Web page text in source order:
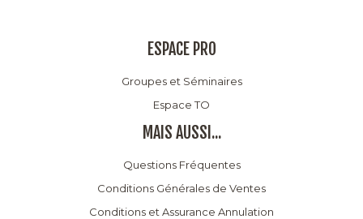
ESPACE PRO
Groupes et Séminaires
Espace TO
MAIS AUSSI...
Questions Fréquentes
Conditions Générales de Ventes
Conditions et Assurance Annulation